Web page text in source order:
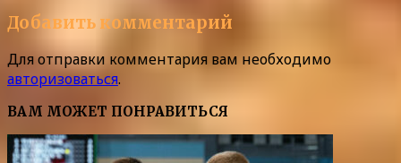
Добавить комментарий
Для отправки комментария вам необходимо
авторизоваться.
ВАМ МОЖЕТ ПОНРАВИТЬСЯ